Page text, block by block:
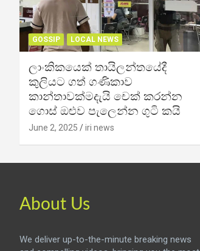
GOSSIP LOCAL NEWS
ලාංකිකයෙක් තායිලන්තයේදී
කුලියට ගත් ගණිකාව
කාන්තාවක්මදැයි චෙක් කරන්න
ගොස් ඔළුව පැලෙන්න ගුටි කයි
June 2, 2025 iri news
About Us
We deliver up-to-the-minute breaking news